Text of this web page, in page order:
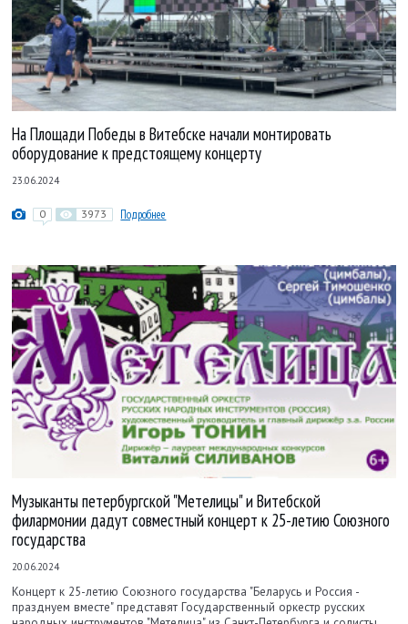
На Площади Победы в Витебске начали монтировать
оборудование к предстоящему концерту
23.06.2024
0 3973 Подробнее
Музыканты петербургской "Метелицы" и Витебской
филармонии дадут совместный концерт к 25-летию Союзного
государства
20.06.2024
Концерт к 25-летию Союзного государства "Беларусь и Россия -
празднуем вместе" представят Государственный оркестр русских